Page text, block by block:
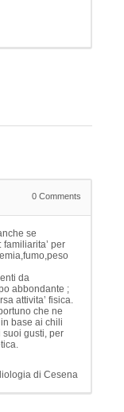
0 Comments
se
per
da
abbondante ;
attivita’ fisica.
che ne
base ai chili
suoi gusti, per
di Cesena